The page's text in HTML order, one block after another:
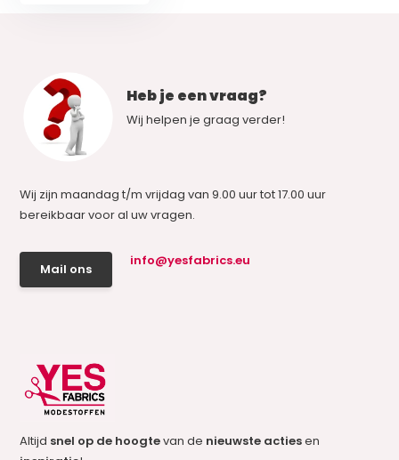
Heb je een vraag?
Wij helpen je graag verder!
Wij zijn maandag t/m vrijdag van 9.00 uur tot 17.00 uur
bereikbaar voor al uw vragen.
Mail ons
info@yesfabrics.eu
Altijd snel op de hoogtevan de nieuwste actiesen